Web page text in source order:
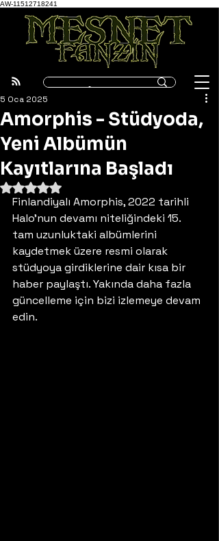
AW-11512718241
Amorphis - Stüdyoda,
Yeni Albümün
Kayıtlarına Başladı
5 Oca 2025
5 üzerinden NaN yıldız
Finlandiyalı Amorphis, 2022 tarihli
Halo'nun devamı niteliğindeki 15.
tam uzunluktaki albümlerini
kaydetmek üzere resmi olarak
stüdyoya girdiklerine dair kısa bir
haber paylaştı. Yakında daha fazla
güncelleme için bizi izlemeye devam
edin.